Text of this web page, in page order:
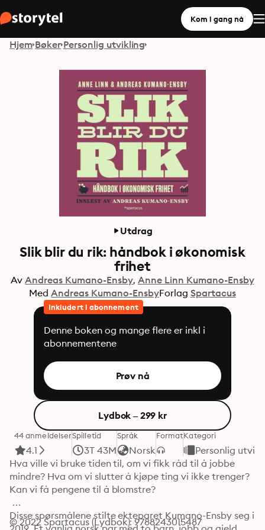
Kom i gang nå
Hjem Bøker Personlig utvikling
Utdrag
Slik blir du rik: håndbok i økonomisk
frihet
Av Andreas Kumano-Ensby Anne Linn Kumano-Ensby
Med Andreas Kumano-EnsbyForlag Spartacus
Inkludert i abonnement
Denne boken og mange flere er inkl i
abonnementene
Prøv nå
Lydbok – 299 kr
44 anmeldelser
4.1
Spilletid
3T 43M
Språk
Norsk
FormatKategori
Personlig
Hva ville vi bruke tiden til, om vi fikk råd til å jobbe
mindre? Hva om vi slutter å kjøpe ting vi ikke trenger?
Kan vi få pengene til å blomstre?
Disse spørsmålene stilte ekteparet Kumano-Ensby seg i
© 2022 Spartacus (Lydbok): 9788243015487